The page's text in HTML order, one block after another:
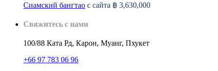
Сиамский бангтао с сайта ฿ 3,630,000
Свяжитесь с нами
100/88 Ката Рд, Карон, Муанг, Пхукет
+66 97 783 06 96